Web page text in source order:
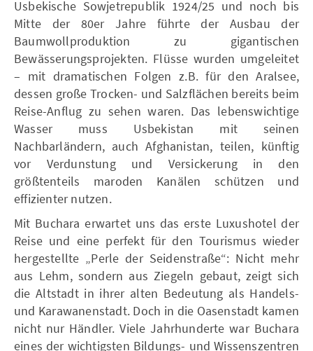
Usbekische Sowjetrepublik 1924/25 und noch bis
Mitte der 80er Jahre führte der Ausbau der
Baumwollproduktion zu gigantischen
Bewässerungsprojekten. Flüsse wurden umgeleitet
– mit dramatischen Folgen z.B. für den Aralsee,
dessen große Trocken- und Salzflächen bereits beim
Reise-Anflug zu sehen waren. Das lebenswichtige
Wasser muss Usbekistan mit seinen
Nachbarländern, auch Afghanistan, teilen, künftig
vor Verdunstung und Versickerung in den
größtenteils maroden Kanälen schützen und
effizienter nutzen.
Mit Buchara erwartet uns das erste Luxushotel der
Reise und eine perfekt für den Tourismus wieder
hergestellte „Perle der Seidenstraße“: Nicht mehr
aus Lehm, sondern aus Ziegeln gebaut, zeigt sich
die Altstadt in ihrer alten Bedeutung als Handels-
und Karawanenstadt. Doch in die Oasenstadt kamen
nicht nur Händler. Viele Jahrhunderte war Buchara
eines der wichtigsten Bildungs- und Wissenszentren